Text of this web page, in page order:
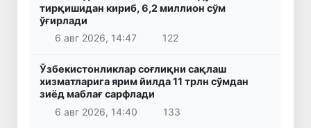
тирқишидан кириб, 6,2 миллион сўм
ўғирлади
6 авг 2026, 14:47
122
Ўзбекистонликлар соғлиқни сақлаш
хизматларига ярим йилда 11 трлн сўмдан
зиёд маблағ сарфлади
6 авг 2026, 14:40
133